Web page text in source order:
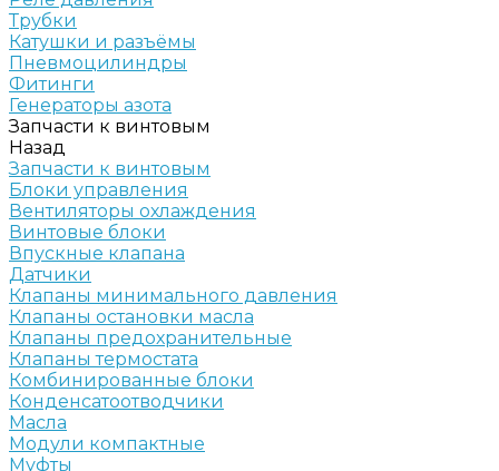
Трубки
Катушки и разъёмы
Пневмоцилиндры
Фитинги
Генераторы азота
Запчасти к винтовым
Назад
Запчасти к винтовым
Блоки управления
Вентиляторы охлаждения
Винтовые блоки
Впускные клапана
Датчики
Клапаны минимального давления
Клапаны остановки масла
Клапаны предохранительные
Клапаны термостата
Комбинированные блоки
Конденсатоотводчики
Масла
Модули компактные
Муфты